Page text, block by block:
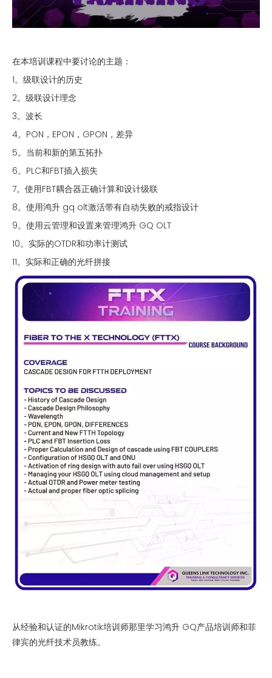
在本培训课程中要讨论的主题：
1。级联设计的历史
2。级联设计理念
3。波长
4。PON，EPON，GPON，差异
5。当前和新的第五拓扑
6。PLC和FBT插入损失
7。使用FBT耦合器正确计算和设计级联
8。使用鸿升 gq olt激活带有自动失败的戒指设计
9。使用云管理和设置来管理鸿升 GQ OLT
10。实际的OTDR和功率计测试
11。实际和正确的光纤拼接
从经验和认证的Mikrotik培训师那里学习鸿升 GQ产品培训师和菲
律宾的光纤技术员教练。